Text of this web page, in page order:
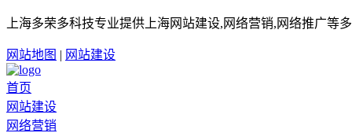
上海多荣多科技专业提供上海网站建设,网络营销,网络推广等
网站地图 | 网站建设
首页
网站建设
网络营销